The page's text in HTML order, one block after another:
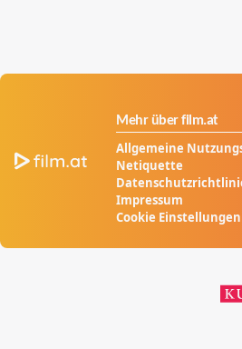
Mehr über film.at
Allgemeine
Netiquette
Impressum
Cookie Einstellungen